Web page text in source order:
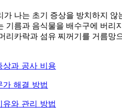
가 나는 초기 증상을 방치하지 않
기름과 음식물을 배수구에 버리
리카락과 섬유 찌꺼기를 거름망
상과 공사 비용
해결 방법
와 관리 방법